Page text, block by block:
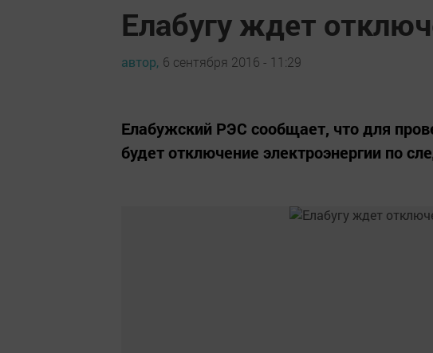
Елабугу ждет
автор, 6 сентября 2016 - 11:29
Елабужский РЭС сообщает, что для
будет отключение электроэнергии по